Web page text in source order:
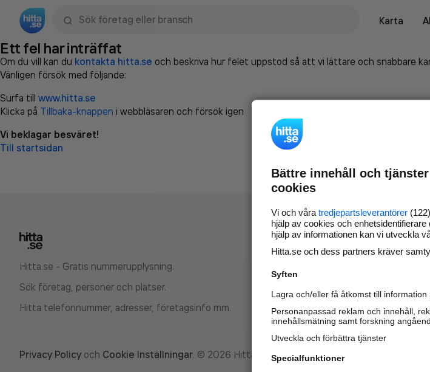
Karta
Ett fel har inträffat
Om du vill kan du kontakta hitta.se och beskriva hur felet uppstod så att vi lättare och snabbare
Vänligen försök med följande:
Surfa till www.hitta.se
Klicka på Tillbaka-knappen i webbläsaren och försök igen
Vi beklagar besväret!
Till startsidan
Hitta.se - Gratis nummerupplysning.
Sök företag, personer och platser.
Hitta telefonnummer, adresser, företagsinfo mm.
nya
Läs mer här
Privacy Policy och Cookie Inställningar. © 2026 Hitta.se
Bättre innehåll och
cookies
Vi och våra tredjepartsleverantörer
hjälp av cookies och
hjälp av informationen kan vi utveckla
Hitta.se och dess partners kräver
Syften
Lagra och/eller få åtkomst till information
Personanpassad reklam och innehåll,
innehållsmätning samt forskning
Utveckla och förbättra tjänster
Specialfunktioner